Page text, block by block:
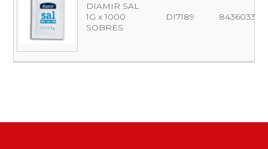
DIAMIR SAL
1G x 1000
SOBRES
DI7189